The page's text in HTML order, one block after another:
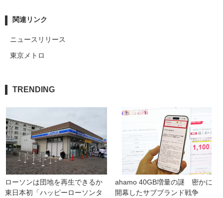
関連リンク
ニュースリリース
東京メトロ
TRENDING
ローソンは団地を再生できるか
東日本初「ハッピーローソンタ
ahamo 40GB増量の謎　密かに
開幕したサブブランド戦争